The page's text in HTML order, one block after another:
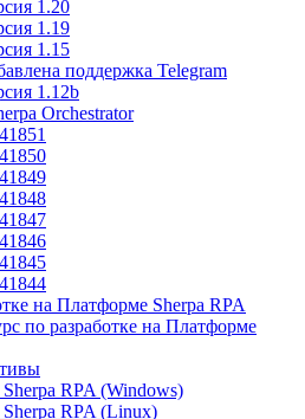
1.20
1.19
1.15
поддержка Telegram
1.12b
Orchestrator
на Платформе Sherpa RPA
по разработке на Платформе
RPA (Windows)
RPA (Linux)